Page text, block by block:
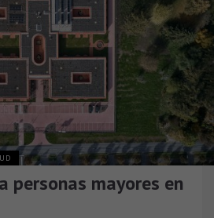
personas mayores en